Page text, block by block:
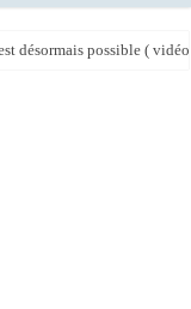
désormais possible (